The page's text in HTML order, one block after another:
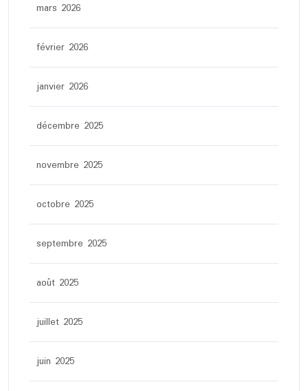
mars 2026
février 2026
janvier 2026
décembre 2025
novembre 2025
octobre 2025
septembre 2025
août 2025
juillet 2025
juin 2025